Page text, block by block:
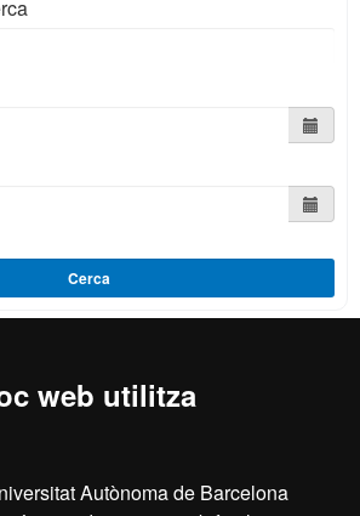
web utilitza
Autònoma de Barcelona
Cerca
de l'excel·lència
HR